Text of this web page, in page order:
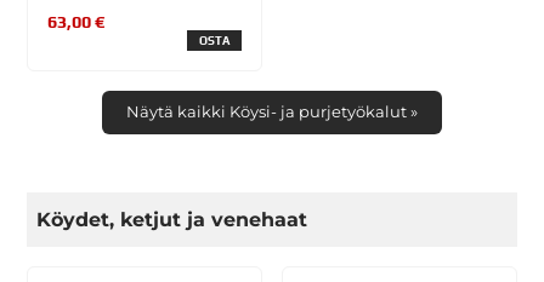
63,00 €
OSTA
Näytä kaikki Köysi- ja purjetyökalut »
Köydet, ketjut ja venehaat